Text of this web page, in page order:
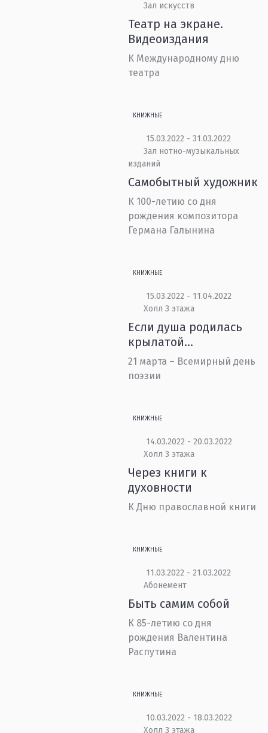
Зал искусств
Театр на экране.
Видеоиздания
К Международному дню
театра
КНИЖНЫЕ
15.03.2022 - 31.03.2022
Зал нотно-музыкальных
изданий
Самобытный художник
К 100-летию со дня
рождения композитора
Германа Галынина
КНИЖНЫЕ
15.03.2022 - 11.04.2022
Холл 3 этажа
Если душа родилась
крылатой...
21 марта – Всемирный день
поэзии
КНИЖНЫЕ
14.03.2022 - 20.03.2022
Холл 3 этажа
Через книги к
духовности
К Дню православной книги
КНИЖНЫЕ
11.03.2022 - 21.03.2022
Абонемент
Быть самим собой
К 85-летию со дня
рождения Валентина
Распутина
КНИЖНЫЕ
10.03.2022 - 18.03.2022
Холл 3 этажа